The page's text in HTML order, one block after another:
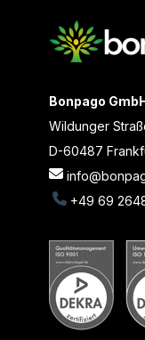
Bonpago
Wildunger
D-60487
+49 69